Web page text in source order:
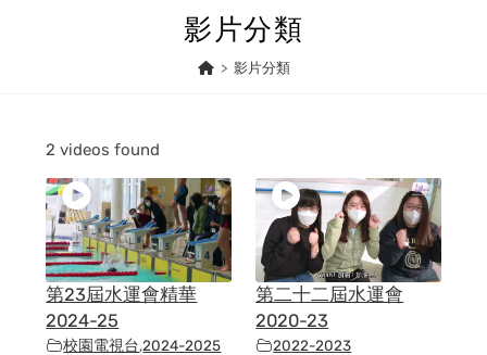
影片分類
> 影片分類
2 videos found
第23屆水運會精華
2024-25
校園電視台,2024-2025
第二十二屆水運會
2020-23
2022-2023